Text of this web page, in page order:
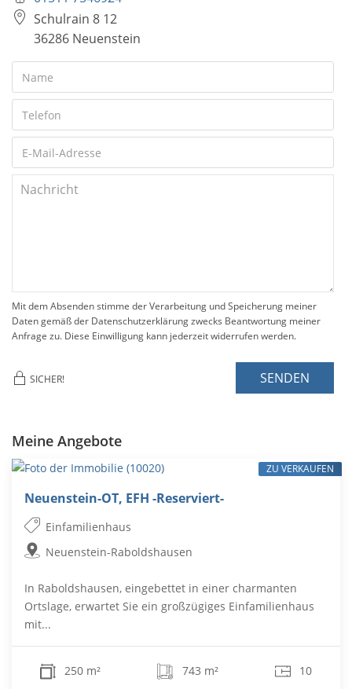
Schulrain 8 12
36286 Neuenstein
Mit dem Absenden stimme der Verarbeitung und Speicherung meiner
Daten gemäß der Datenschutzerklärung zwecks Beantwortung meiner
Anfrage zu. Diese Einwilligung kann jederzeit widerrufen werden.
SICHER! SENDEN
Meine Angebote
Neuenstein-OT, EFH -Reserviert-
Einfamilienhaus
Neuenstein-Raboldshausen
In Raboldshausen, eingebettet in einer charmanten
Ortslage, erwartet Sie ein großzügiges Einfamilienhaus
mit...
250 m² 743 m² 10
ZU VERKAUFEN